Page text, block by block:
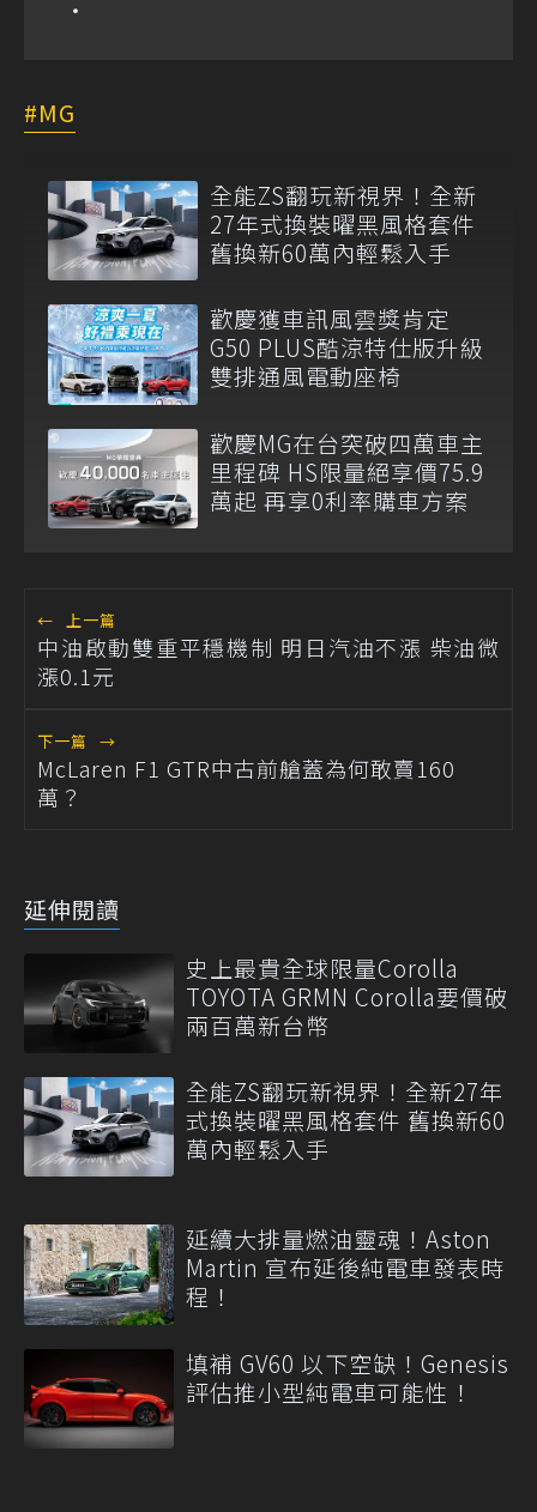
MG
全能ZS翻玩新視界！全新
27年式換裝曜黑風格套件
舊換新60萬內輕鬆入手
歡慶獲車訊風雲獎肯定
G50 PLUS酷涼特仕版升級
雙排通風電動座椅
歡慶MG在台突破四萬車主
里程碑 HS限量絕享價75.9
萬起 再享0利率購車方案
← 上一篇
中油啟動雙重平穩機制 明日汽油不漲 柴油微
漲0.1元
下一篇 →
McLaren F1 GTR中古前艙蓋為何敢賣160
萬？
延伸閱讀
史上最貴全球限量Corolla
TOYOTA GRMN Corolla要價破
兩百萬新台幣
全能ZS翻玩新視界！全新27年
式換裝曜黑風格套件 舊換新60
萬內輕鬆入手
延續大排量燃油靈魂！Aston
Martin 宣布延後純電車發表時
程！
填補 GV60 以下空缺！Genesis
評估推小型純電車可能性！